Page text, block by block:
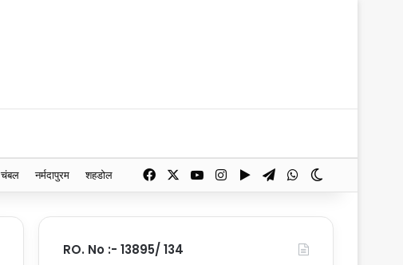
चंबल नर्मदापुरम शहडोल Facebook YouTubeInstagram
Google Play
TelegramWhatsApp
RO. No :- 13895/ 134